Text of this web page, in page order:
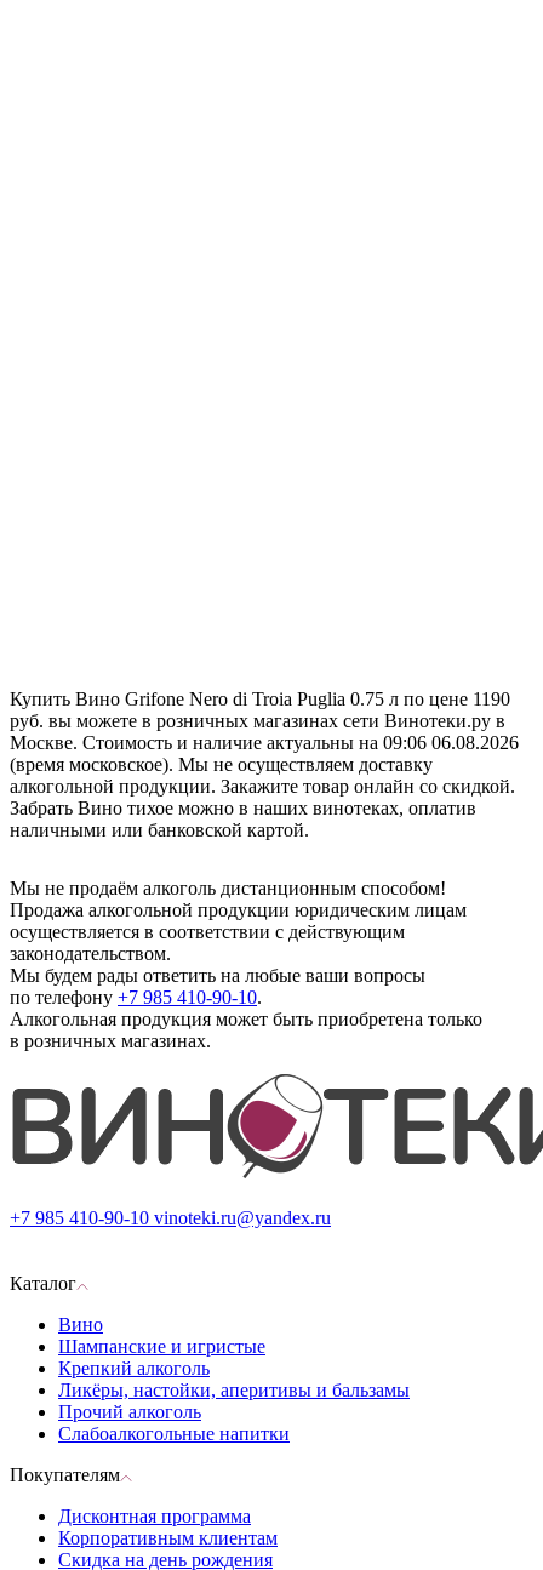
Купить Вино Grifone Nero di Troia Puglia 0.75 л по цене 1190
руб. вы можете в розничных магазинах сети Винотеки.ру в
Москве. Стоимость и наличие актуальны на 09:06 06.08.2026
(время московское). Мы не осуществляем доставку
алкогольной продукции. Закажите товар онлайн со скидкой.
Забрать Вино тихое можно в наших винотеках, оплатив
наличными или банковской картой.
Мы не продаём алкоголь дистанционным способом!
Продажа алкогольной продукции юридическим лицам
осуществляется в соответствии с действующим
законодательством.
Мы будем рады ответить на любые ваши вопросы
по телефону +7 985 410-90-10.
Алкогольная продукция может быть приобретена только
в розничных магазинах.
+7 985 410-90-10 vinoteki.ru@yandex.ru
Каталог
Вино
Шампанские и игристые
Крепкий алкоголь
Ликёры, настойки, аперитивы и бальзамы
Прочий алкоголь
Слабоалкогольные напитки
Покупателям
Дисконтная программа
Корпоративным клиентам
Скидка на день рождения